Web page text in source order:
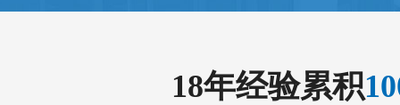
18年经验累积